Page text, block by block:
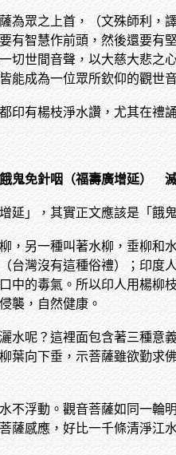
為眾之上首，（文殊師利
有智慧作前頭，然後還要
切世間音聲，以大慈大悲
能成為一位眾所欽仰的觀世音
印有楊枝淨水讚，尤其在禮
免針咽（福壽廣增延）
延」，其實正文應該是「餓
，另一種叫著水柳，垂柳和
台灣沒有這種俗禮）；印
中的毒氣。所以印人用楊
襲，自然健康。
水呢？這裡面包含著三種
葉向下垂，示菩薩雖欲勤
不浮動。觀音菩薩如同一輪
薩感應，好比一千條清淨